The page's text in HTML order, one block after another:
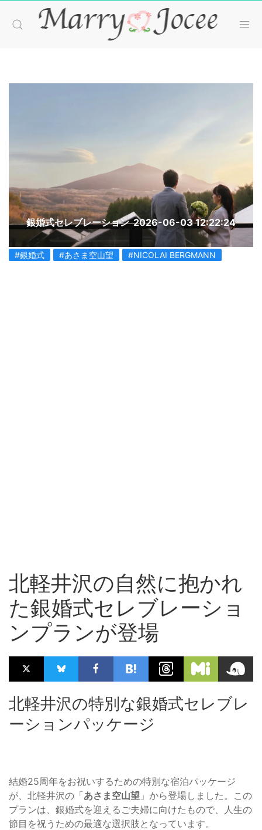
銀婚式セレブレーション 2026-06-03 12:22:24
#銀婚式 #あさま空山望 #NICOLAI BERGMANN
北軽井沢の自然に抱かれ
た銀婚式セレブレーショ
ンプランが登場
北軽井沢の特別な銀婚式セレブレ
ーションパッケージ
結婚25周年をお祝いするための特別な宿泊パッケージ
が、北軽井沢の「あさま空山望 」から登場しました。この
プランは、銀婚式を迎えるご夫婦に向けたもので、人生の
節目を祝うための最適な選択肢となっています。